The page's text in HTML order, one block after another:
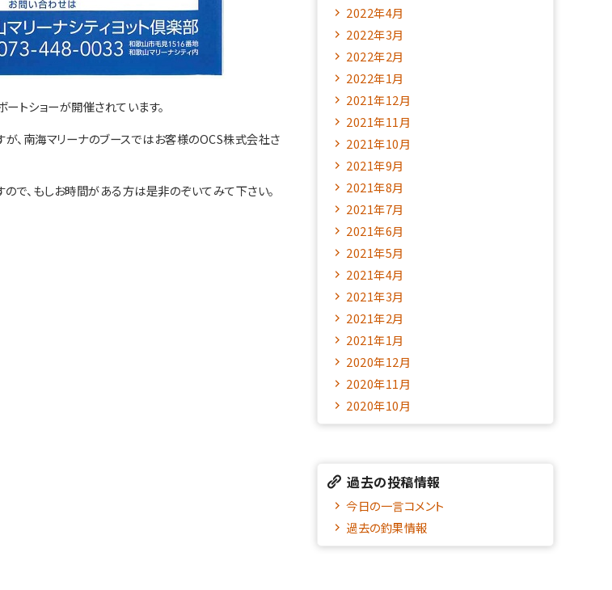
ートショーが開催されています。
が、南海マリーナのブースではお客様のOCS株式会社さ
で、もしお時間がある方は是非のぞいてみて下さい。
2022年4月
2022年3月
2022年2月
2022年1月
2021年12月
2021年11月
2021年10月
2021年9月
2021年8月
2021年7月
2021年6月
2021年5月
2021年4月
2021年3月
2021年2月
2021年1月
2020年12月
2020年11月
2020年10月
過去の投稿情報
今日の一言コメント
過去の釣果情報